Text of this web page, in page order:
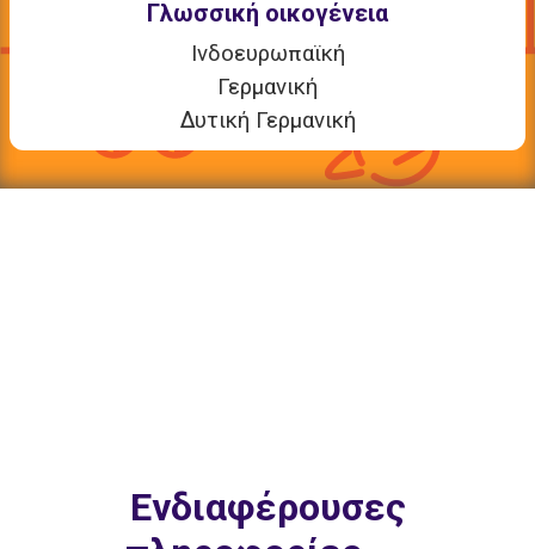
Γλωσσική οικογένεια
Ινδοευρωπαϊκή
Γερμανική
Δυτική Γερμανική
Ενδιαφέρουσες